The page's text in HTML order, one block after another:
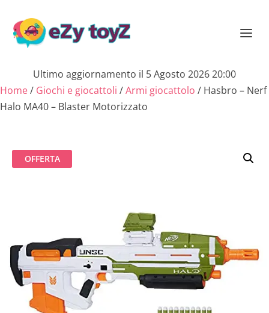
Ultimo aggiornamento il 5 Agosto 2026 20:00
Home/ Giochi e giocattoli /Armi giocattolo / Hasbro – Nerf
Halo MA40 – Blaster Motorizzato
OFFERTA